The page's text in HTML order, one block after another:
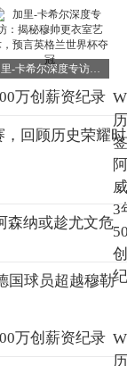
加里-卡希尔深度专访：揭秘穆帅更衣室艺术，预言英格兰世界杯夺冠
3
，回顾历史荣耀时